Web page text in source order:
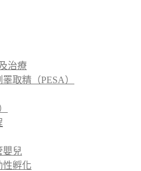
治療
取精（PESA）
嬰兒
性孵化